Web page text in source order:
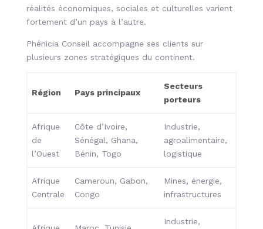
réalités économiques, sociales et culturelles varient
fortement d’un pays à l’autre.
Phénicia Conseil accompagne ses clients sur
plusieurs zones stratégiques du continent.
Région Pays principaux
Secteurs
porteurs
Afrique
de
l’Ouest
Côte d’Ivoire,
Sénégal, Ghana,
Bénin, Togo
Industrie,
agroalimentaire,
logistique
Afrique
Centrale
Cameroun, Gabon,
Congo
Mines, énergie,
infrastructures
Industrie,